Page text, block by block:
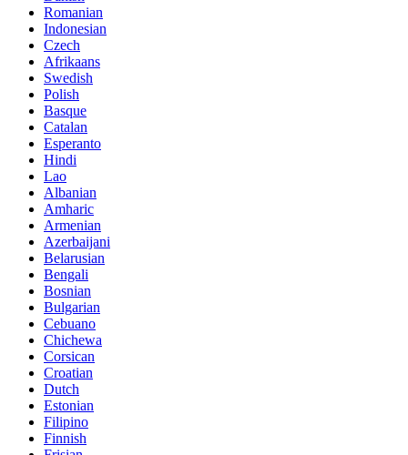
Romanian
Indonesian
Czech
Afrikaans
Swedish
Polish
Basque
Catalan
Esperanto
Hindi
Lao
Albanian
Amharic
Armenian
Azerbaijani
Belarusian
Bengali
Bosnian
Bulgarian
Cebuano
Chichewa
Corsican
Croatian
Dutch
Estonian
Filipino
Finnish